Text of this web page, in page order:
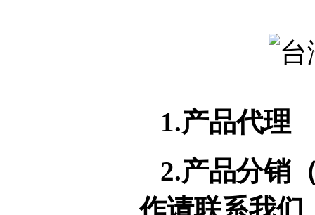
1.产品代理
2.产品分销